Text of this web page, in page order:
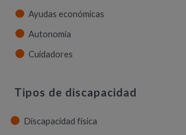
Ayudas económicas
Autonomía
Cuidadores
Tipos de discapacidad
Discapacidad física